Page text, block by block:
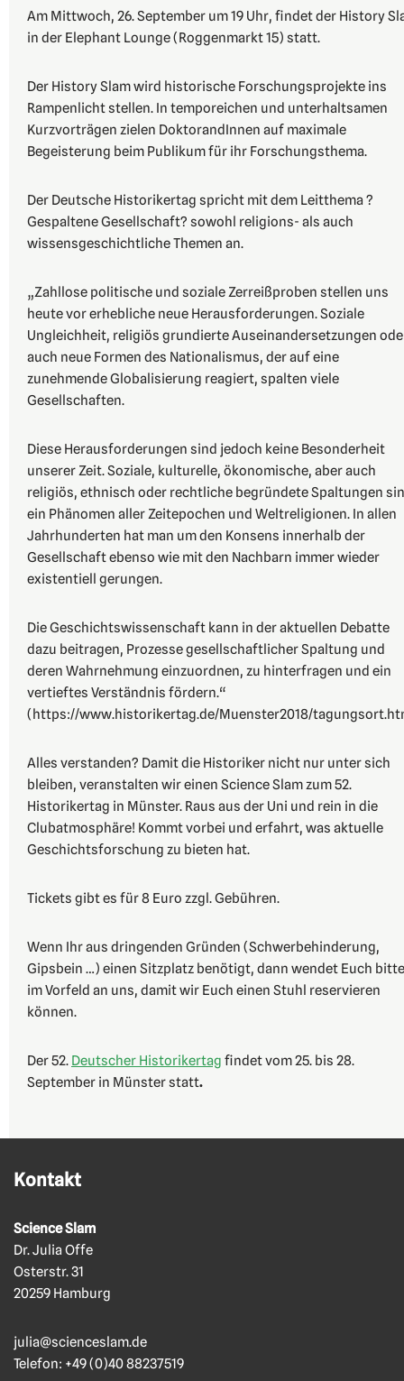
Am Mittwoch, 26. September um 19 Uhr, findet der History
in der Elephant Lounge (Roggenmarkt 15) statt.
Der History Slam wird historische Forschungsprojekte ins
Rampenlicht stellen. In temporeichen und unterhaltsamen
Kurzvorträgen zielen DoktorandInnen auf maximale
Begeisterung beim Publikum für ihr Forschungsthema.
Der Deutsche Historikertag spricht mit dem Leitthema ?
Gespaltene Gesellschaft? sowohl religions- als auch
wissensgeschichtliche Themen an.
„Zahllose politische und soziale Zerreißproben stellen uns
heute vor erhebliche neue Herausforderungen. Soziale
Ungleichheit, religiös grundierte Auseinandersetzungen
auch neue Formen des Nationalismus, der auf eine
zunehmende Globalisierung reagiert, spalten viele
Gesellschaften.
Diese Herausforderungen sind jedoch keine Besonderheit
unserer Zeit. Soziale, kulturelle, ökonomische, aber auch
religiös, ethnisch oder rechtliche begründete Spaltungen
ein Phänomen aller Zeitepochen und Weltreligionen. In allen
Jahrhunderten hat man um den Konsens innerhalb der
Gesellschaft ebenso wie mit den Nachbarn immer wieder
existentiell gerungen.
Die Geschichtswissenschaft kann in der aktuellen Debatte
dazu beitragen, Prozesse gesellschaftlicher Spaltung und
deren Wahrnehmung einzuordnen, zu hinterfragen und ein
vertieftes Verständnis fördern.“
(https://www.historikertag.de/Muenster2018/
Alles verstanden? Damit die Historiker nicht nur unter sich
bleiben, veranstalten wir einen Science Slam zum 52.
Historikertag in Münster. Raus aus der Uni und rein in die
Clubatmosphäre! Kommt vorbei und erfahrt, was aktuelle
Geschichtsforschung zu bieten hat.
Tickets gibt es für 8 Euro zzgl. Gebühren.
Wenn Ihr aus dringenden Gründen (Schwerbehinderung,
Gipsbein …) einen Sitzplatz benötigt, dann wendet Euch bitte
im Vorfeld an uns, damit wir Euch einen Stuhl reservieren
können.
Der 52. Deutscher Historikertag findet vom 25. bis 28.
September in Münster statt.
Kontakt
Science Slam
Dr. Julia Offe
Osterstr. 31
20259 Hamburg
julia@scienceslam.de
Telefon: +49 (0)40 88237519